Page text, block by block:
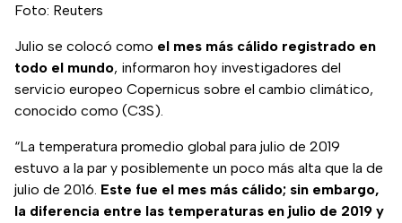
Foto: Reuters
Julio se colocó como el mes más cálido registrado en
todo el mundo, informaron hoy investigadores del
servicio europeo Copernicus sobre el cambio climático,
conocido como (C3S).
“La temperatura promedio global para julio de 2019
estuvo a la par y posiblemente un poco más alta que la de
julio de 2016. Este fue el mes más cálido; sin embargo,
la diferencia entre las temperaturas en julio de 2019 y